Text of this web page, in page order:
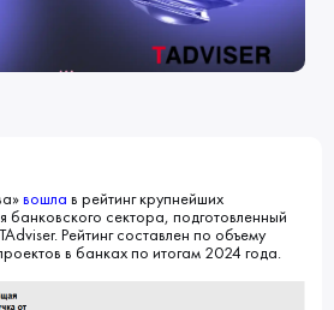
ПОРТФОЛИО
БЛОГ
вошла в рейтинг крупнейших
банковского сектора, подготовленный
Рейтинг составлен по объему
в банках по итогам 2024 года.